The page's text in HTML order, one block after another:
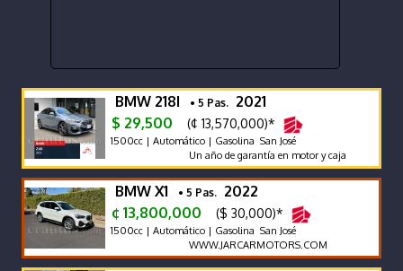
BMW 218I • 5 Pas. 2021
$ 29,500
(¢ 13,570,000)*
1500cc | Automático | Gasolina San José
Un año de garantía en motor y caja
BMW X1 • 5 Pas. 2022
¢ 13,800,000
($ 30,000)*
1500cc | Automático | Gasolina San José
WWW.JARCARMOTORS.COM